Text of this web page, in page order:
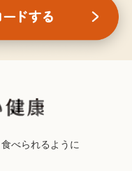
べられるように